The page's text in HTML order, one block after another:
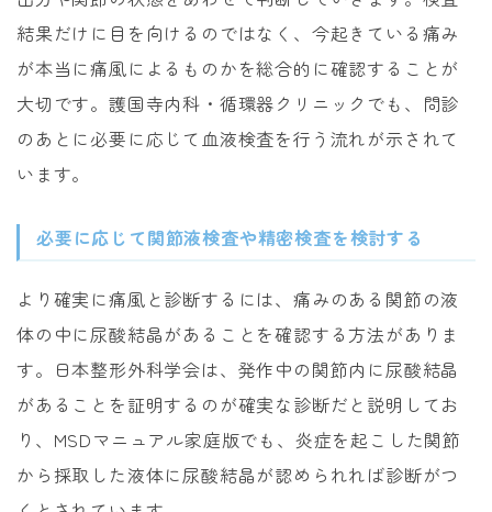
結果だけに目を向けるのではなく、今起きている痛み
が本当に痛風によるものかを総合的に確認することが
大切です。護国寺内科・循環器クリニックでも、問診
のあとに必要に応じて血液検査を行う流れが示されて
います。
必要に応じて関節液検査や精密検査を検討する
より確実に痛風と診断するには、痛みのある関節の液
体の中に尿酸結晶があることを確認する方法がありま
す。日本整形外科学会は、発作中の関節内に尿酸結晶
があることを証明するのが確実な診断だと説明してお
り、MSDマニュアル家庭版でも、炎症を起こした関節
から採取した液体に尿酸結晶が認められれば診断がつ